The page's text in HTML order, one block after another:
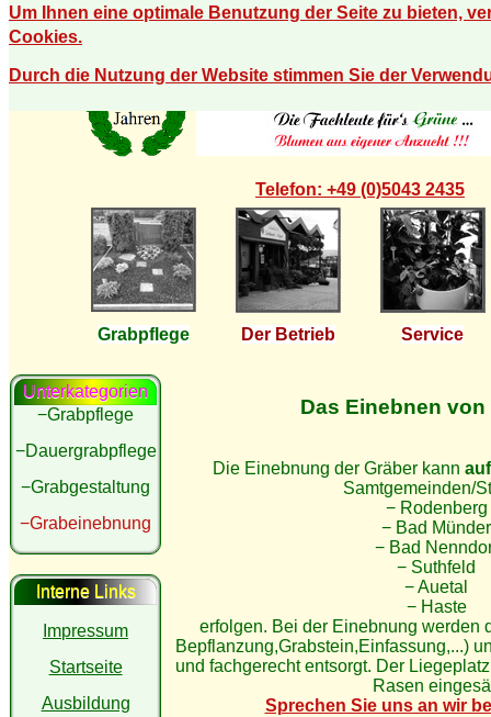
Um Ihnen eine optimale Benutzung der Seite zu bieten,
Cookies.
Durch die Nutzung der Website stimmen Sie der
Telefon: +49 (0)5043 2435
Grabpflege Der Betrieb Service
Unterkategorien
−Grabpflege
−Dauergrabpflege
−Grabgestaltung
−Grabeinebnung
Interne Links
Impressum
Startseite
Ausbildung
Das Einebnen von
Die Einebnung der Gräber kann
Samtgemeinden/
− Rodenberg
− Bad Münder
− Bad
− Suthfeld
− Auetal
− Haste
erfolgen. Bei der Einebnung werden
Bepflanzung,Grabstein,Einfassung,...)
und fachgerecht entsorgt. Der
Rasen
Sprechen Sie uns an wir